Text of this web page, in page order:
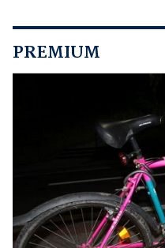
PREMIUM